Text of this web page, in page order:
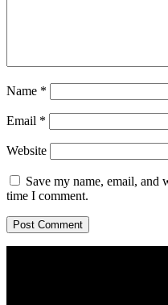
Name *
Email *
Website
Save my name, email, and
time I comment.